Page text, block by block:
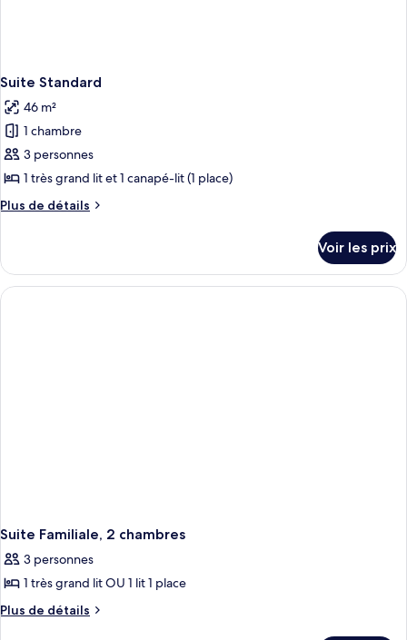
Suite Standard
46 m²
1 chambre
3 personnes
1 très grand lit et 1 canapé-lit (1 place)
Plus de détails
Plus
le
type
de
Voir les prix
Suite Familiale, 2 chambres
3 personnes
1 très grand lit OU 1 lit 1 place
Plus de détails
Plus